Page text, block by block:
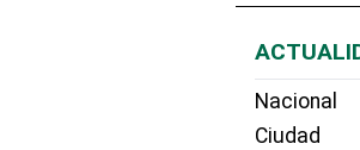
Nacional
Ciudad